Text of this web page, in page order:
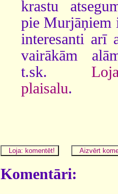
krastu
pie Murjāņiem
interesanti arī
vairākām
t.sk.
plaisalu.
Komentāri: